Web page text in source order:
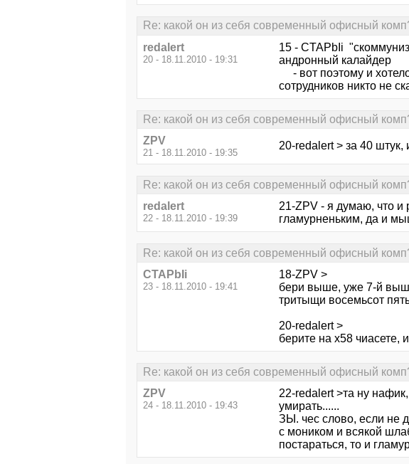
Re: какой он из себя современный офисный
redalert
20 - 18.11.2010 - 19:31
15 - CTAPbIi
андронный калайдер
- вот поэтому и
сотрудников никто не
Re: какой он из себя современный офисный
ZPV
21 - 18.11.2010 - 19:35
20-redalert > за 40 штук,
Re: какой он из себя современный офисный
redalert
22 - 18.11.2010 - 19:39
21-ZPV - я думаю, что и
гламурненьким, да и
Re: какой он из себя современный офисный
CTAPbIi
23 - 18.11.2010 - 19:41
18-ZPV >
бери выше, уже 7-й
тритыщи восемьсот
20-redalert >
берите на х58 чиасете,
Re: какой он из себя современный офисный
ZPV
24 - 18.11.2010 - 19:43
22-redalert >та ну
умирать......
ЗЫ. чес слово, если не
с моником и всякой
постараться, то и